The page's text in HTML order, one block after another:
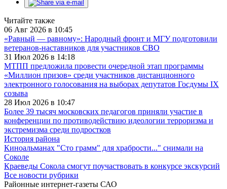
Читайте также
06 Авг 2026 в 10:45
«Равный — равному»: Народный фронт и МГУ подготовили
ветеранов-наставников для участников СВО
31 Июл 2026 в 14:18
МТПП предложила провести очередной этап программы
«Миллион призов» среди участников дистанционного
электронного голосования на выборах депутатов Госдумы IX
созыва
28 Июл 2026 в 10:47
Более 39 тысяч московских педагогов приняли участие в
конференции по противодействию идеологии терроризма и
экстремизма среди подростков
История района
Киноальманах "Сто грамм" для храбрости..." снимали на
Соколе
Краеведы Сокола смогут поучаствовать в конкурсе экскурсий
Все новости рубрики
Районные интернет-газеты САО